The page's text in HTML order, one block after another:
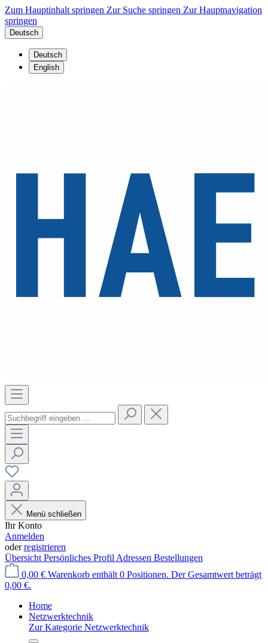
Zum Hauptinhalt springen Zur Suche springen Zur Hauptnavigation
springen
Deutsch
Deutsch
English
Menü schließen
Ihr Konto
Anmelden
oderregistrieren
Übersicht Persönliches Profil Adressen Bestellungen
0,00 € Warenkorb enthält 0 Positionen. Der Gesamtwert beträgt
0,00 €.
Home
Netzwerktechnik
Zur Kategorie Netzwerktechnik